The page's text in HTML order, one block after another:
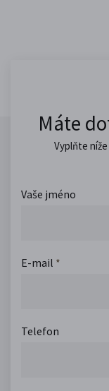
Máte
Vyplňte
Vaše jméno
E-mail *
Telefon